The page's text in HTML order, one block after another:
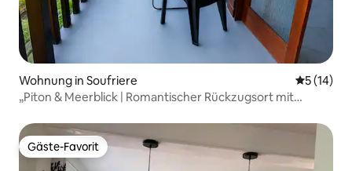
Wohnung in Soufriere
5 (14)
„Piton & Meerblick | Romantischer Rückzugsort mit
Gäste-Favorit
Gäste-Favorit